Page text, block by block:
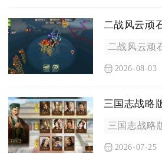
2026-08-03
2026-07-25